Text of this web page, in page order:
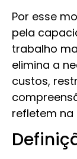
Por esse
pela
trabalho
elimina a
custos,
refletem